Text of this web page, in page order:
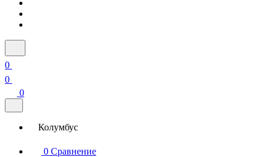
0
0
0
Колумбус
0 Сравнение